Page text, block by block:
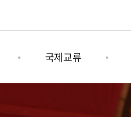
국제교류
그림책 연계사업